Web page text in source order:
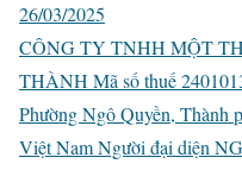
26/03/2025
CÔNG TY TNHH MỘT
THÀNH Mã số thuế
Phường Ngô Quyền, Thành
Việt Nam Người đại diện